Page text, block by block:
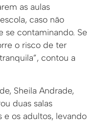
as aulas
caso não
se contaminando. Se
o risco de ter
contou a
Sheila Andrade,
duas salas
e os adultos, levando